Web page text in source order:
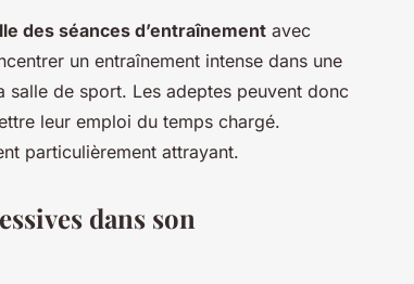
des séances d’entraînement avec
un entraînement intense dans une
salle de sport. Les adeptes peuvent donc
leur emploi du temps chargé.
particulièrement attrayant.
dans son